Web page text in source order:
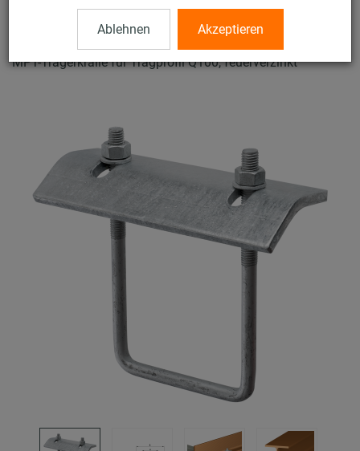
Ablehnen Akzeptieren
MPT-Trägerkrallen
MPT-Trägerkralle für Tragprofil Q100, feuerverzinkt